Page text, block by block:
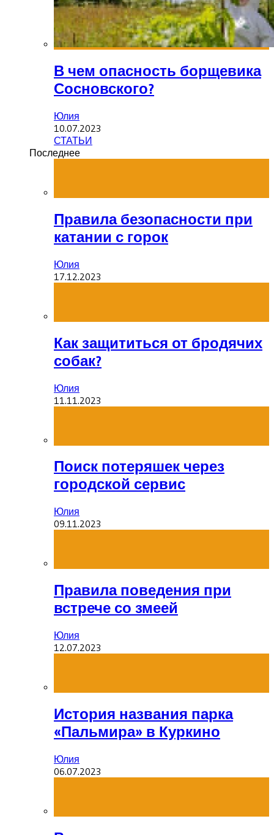
В чем опасность борщевика
Сосновского?
Юлия
10.07.2023
СТАТЬИ
Последнее
Правила безопасности при
катании с горок
Юлия
17.12.2023
Как защититься от бродячих
собак?
Юлия
11.11.2023
Поиск потеряшек через
городской сервис
Юлия
09.11.2023
Правила поведения при
встрече со змеей
Юлия
12.07.2023
История названия парка
«Пальмира» в Куркино
Юлия
06.07.2023